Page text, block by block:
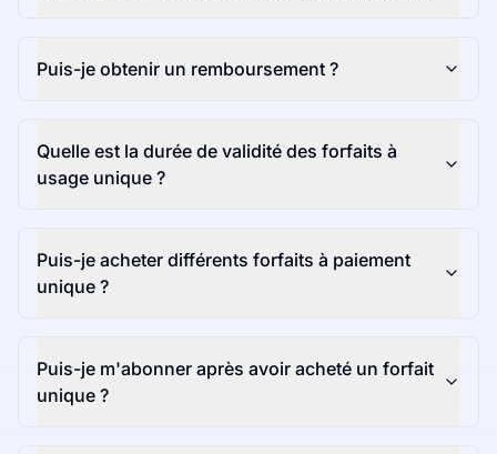
Puis-je obtenir un remboursement ?
Quelle est la durée de validité des forfaits à
usage unique ?
Puis-je acheter différents forfaits à paiement
unique ?
Puis-je m'abonner après avoir acheté un forfait
unique ?